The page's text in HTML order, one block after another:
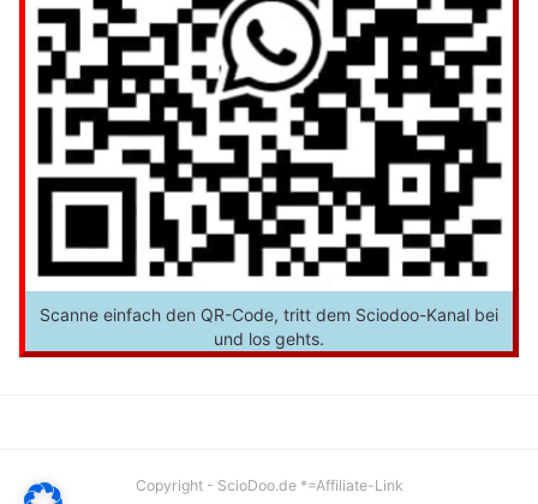
Scanne einfach den QR-Code, tritt dem Sciodoo-Kanal bei
und los gehts.
Copyright - ScioDoo.de *=Affiliate-Link